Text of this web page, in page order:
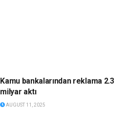
Kamu bankalarından reklama 2.3
milyar aktı
AUGUST 11, 2025